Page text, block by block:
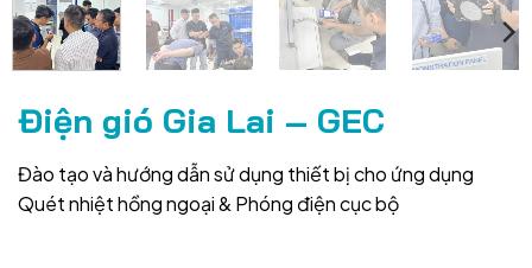
Điện gió Gia Lai – GEC
Đào tạo và hướng dẫn sử dụng thiết bị cho ứng dụng
Quét nhiệt hồng ngoại & Phóng điện cục bộ